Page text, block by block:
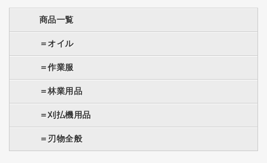
商品一覧
＝オイル
＝作業服
＝林業用品
＝刈払機用品
＝刃物全般